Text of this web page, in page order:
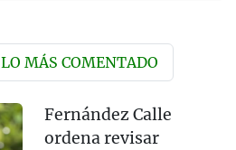
LO MÁS COMENTADO
Fernández Calle
ordena revisar